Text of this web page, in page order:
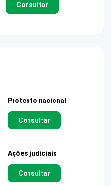
Consultar
Protesto nacional
Consultar
Ações judiciais
Consultar